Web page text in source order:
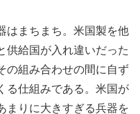
はまちまち。米国製を他
供給国が入れ違いだった
の組み合わせの間に自ず
る仕組みである。米国が
まりに大きすぎる兵器を